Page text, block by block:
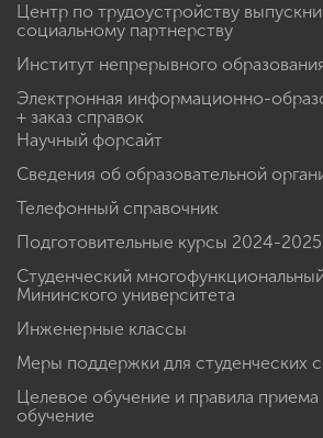
Центр по трудоустройству
социальному партнерству
Институт непрерывного
Электронная информационно-
+ заказ справок
Научный форсайт
Сведения об образовательной
Телефонный справочник
Подготовительные курсы 2024-2025
Студенческий
Мининского университета
Инженерные классы
Меры поддержки для студенческих
Целевое обучение и правила приема
обучение